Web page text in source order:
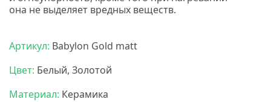
она не выделяет вредных веществ.
Артикул: Babylon Gold matt
Цвет: Белый, Золотой
Материал: Керамика